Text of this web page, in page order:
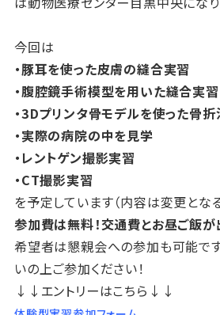
今回は
・豚耳を使った皮膚の縫合実習
・腹腔鏡手術模型を用いた縫合実習
・3Dプリンタ骨モデルを使った骨
・実際の病院の中を見学
・レントゲン撮影実習
・CT撮影実習
を予定しています（内容は変更とな
参加費は無料！交通費とお昼ご飯が
希望者は懇親会への参加も可能で
いの上ご参加ください！
↓↓エントリーはこちら↓↓